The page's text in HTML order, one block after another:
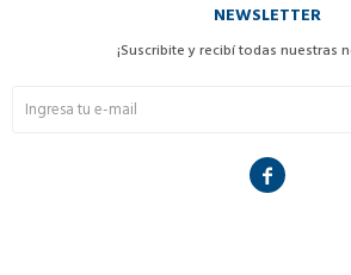
NEWSLETTER
¡Suscribite y recibí todas nuestras
